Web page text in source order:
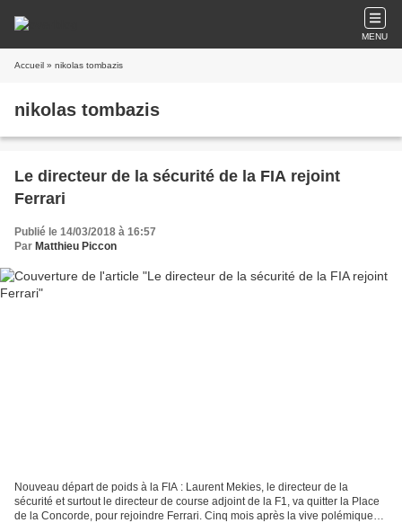
MENU
Accueil » nikolas tombazis
nikolas tombazis
Le directeur de la sécurité de la FIA rejoint
Ferrari
Publié le 14/03/2018 à 16:57
Par Matthieu Piccon
Nouveau départ de poids à la FIA : Laurent Mekies, le directeur de la
sécurité et surtout le directeur de course adjoint de la F1, va quitter la Place
de la Concorde, pour rejoindre Ferrari. Cinq mois après la vive polémique